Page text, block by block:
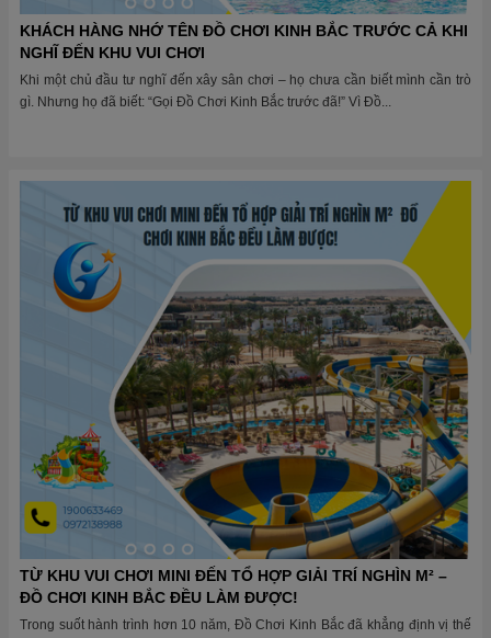
KHÁCH HÀNG NHỚ TÊN ĐỒ CHƠI KINH BẮC TRƯỚC CẢ KHI
NGHĨ ĐẾN KHU VUI CHƠI
Khi một chủ đầu tư nghĩ đến xây sân chơi – họ chưa cần biết mình cần trò
gì. Nhưng họ đã biết: “Gọi Đồ Chơi Kinh Bắc trước đã!” Vì Đồ...
TỪ KHU VUI CHƠI MINI ĐẾN TỔ HỢP GIẢI TRÍ NGHÌN M² –
ĐỒ CHƠI KINH BẮC ĐỀU LÀM ĐƯỢC!
Trong suốt hành trình hơn 10 năm, Đồ Chơi Kinh Bắc đã khẳng định vị thế